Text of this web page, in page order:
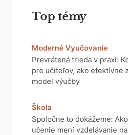
Top témy
Moderné Vyučovanie
Prevrátená trieda v praxi:
pre učiteľov, ako efektívne
model výučby
Škola
Spoločne to dokážeme:
učenie mení vzdelávanie